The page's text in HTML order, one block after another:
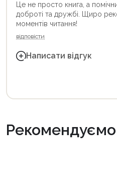
Це не просто книга, а
доброті та дружбі. Щиро
моментів читання!
відповісти
Написати відгук